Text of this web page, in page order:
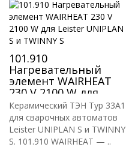
101.910
Нагревательный
элемент WAIRHEAT
230 V 2100 W для
Leister UNIPLAN S и
TWINNY S
Керамический ТЭН Typ 33A1
для сварочных автоматов
Leister UNIPLAN S и TWINNY
S. 101.910 WAIRHEAT — ..